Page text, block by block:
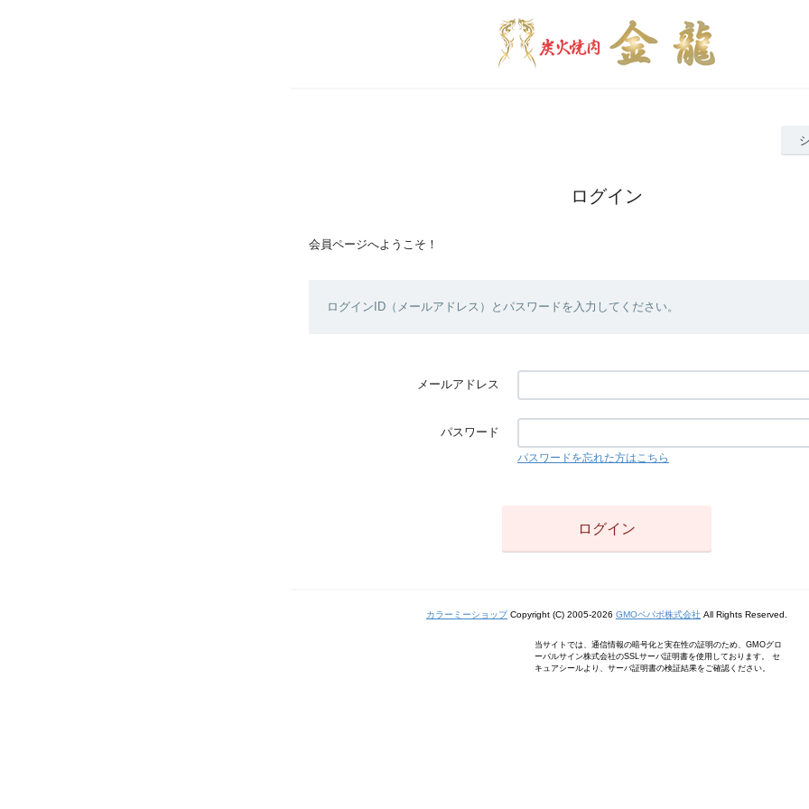
ログイン
会員ページへようこそ！
ログインID（メールアドレス）とパスワードを入力してください。
メールアドレス
パスワード
パスワードを忘れた方はこちら
カラーミーショップCopyright (C) 2005-2026 GMOペパボ株式会社 All Rights Reserved.
当サイトでは、通信情報の暗号化と実在性の証明のため、GMOグロ
ーバルサイン株式会社のSSLサーバ証明書を使用しております。 セ
キュアシールより、サーバ証明書の検証結果をご確認ください。